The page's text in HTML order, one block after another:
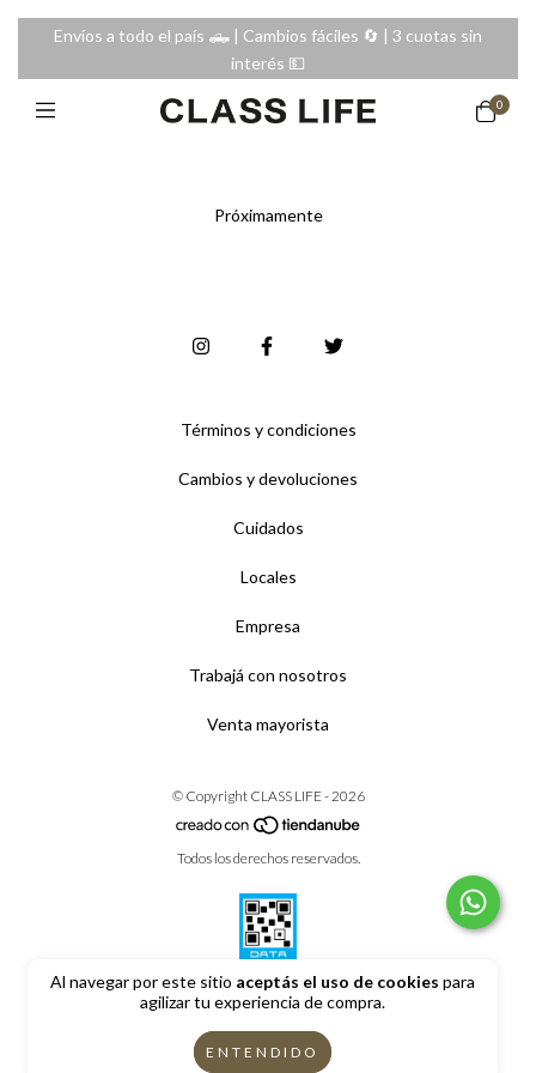
Envíos a todo el país 🛻 | Cambios fáciles 🔄️ | 3 cuotas sin
interés 💵
0
Al navegar por este sitio aceptás el uso de cookies para
agilizar tu experiencia de compra.
ENTENDIDO
Próximamente
Términos y condiciones
Cambios y devoluciones
Cuidados
Locales
Empresa
Trabajá con nosotros
Venta mayorista
© Copyright CLASS LIFE - 2026
Todos los derechos reservados.
Defensa de las y los consumidores. Para reclamosingrese aquí